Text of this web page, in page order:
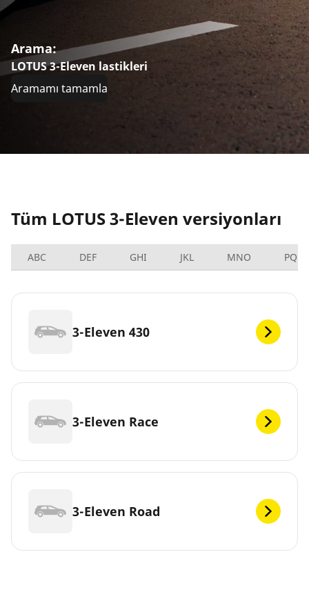
Arama:
LOTUS 3-Eleven lastikleri
Aramamı tamamla
Tüm LOTUS 3-Eleven versiyonları
ABC DEF GHI JKL MNO PQRS
3-Eleven 430
3-Eleven Race
3-Eleven Road